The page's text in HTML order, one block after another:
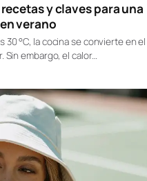
y claves para una
verano
°C, la cocina se convierte en el
Sin embargo, el calor…